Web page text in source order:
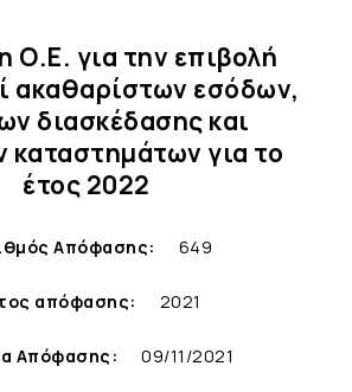
Ο.Ε. για την επιβολή
ακαθαρίστων εσόδων,
διασκέδασης και
για το
έτος 2022
Απόφασης: 649
απόφασης: 2021
Απόφασης: 09/11/2021